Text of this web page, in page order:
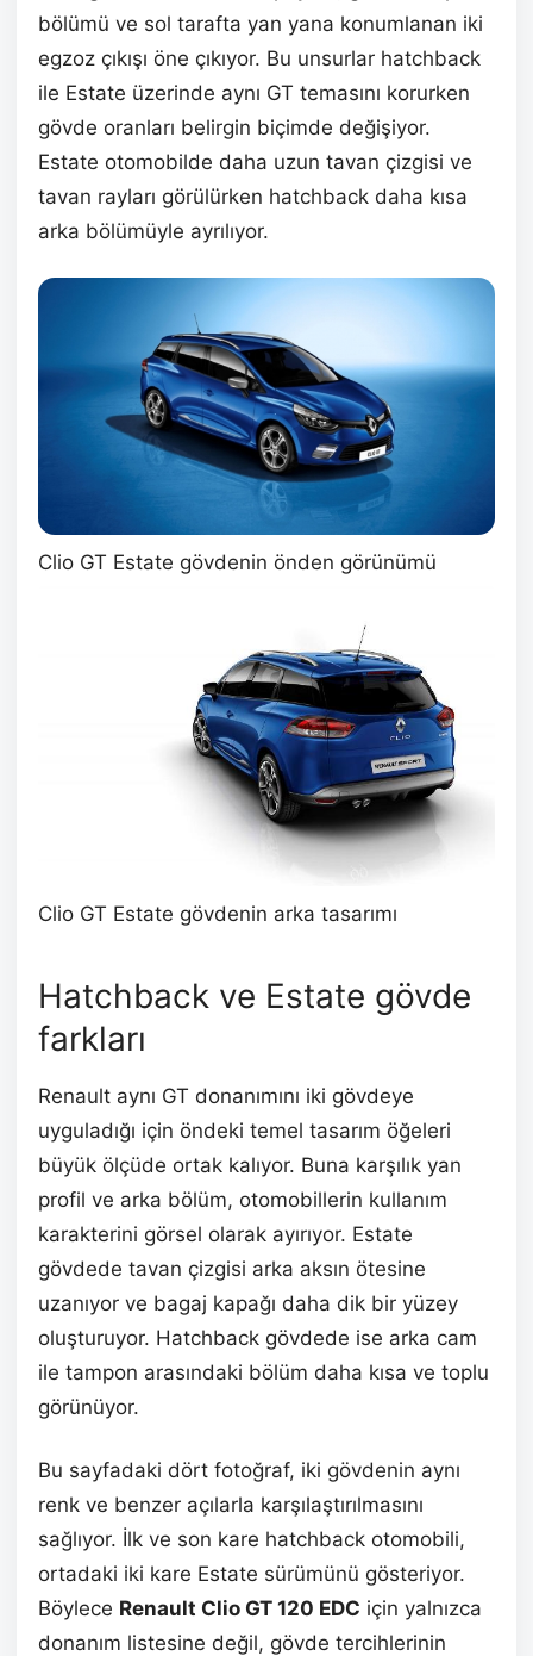
bölümü ve sol tarafta yan yana konumlanan iki
egzoz çıkışı öne çıkıyor. Bu unsurlar hatchback
ile Estate üzerinde aynı GT temasını korurken
gövde oranları belirgin biçimde değişiyor.
Estate otomobilde daha uzun tavan çizgisi ve
tavan rayları görülürken hatchback daha kısa
arka bölümüyle ayrılıyor.
Clio GT Estate gövdenin önden görünümü
Clio GT Estate gövdenin arka tasarımı
Hatchback ve Estate gövde
farkları
Renault aynı GT donanımını iki gövdeye
uyguladığı için öndeki temel tasarım öğeleri
büyük ölçüde ortak kalıyor. Buna karşılık yan
profil ve arka bölüm, otomobillerin kullanım
karakterini görsel olarak ayırıyor. Estate
gövdede tavan çizgisi arka aksın ötesine
uzanıyor ve bagaj kapağı daha dik bir yüzey
oluşturuyor. Hatchback gövdede ise arka cam
ile tampon arasındaki bölüm daha kısa ve toplu
görünüyor.
Bu sayfadaki dört fotoğraf, iki gövdenin aynı
renk ve benzer açılarla karşılaştırılmasını
sağlıyor. İlk ve son kare hatchback otomobili,
ortadaki iki kare Estate sürümünü gösteriyor.
Böylece Renault Clio GT 120 EDC için yalnızca
donanım listesine değil, gövde tercihlerinin